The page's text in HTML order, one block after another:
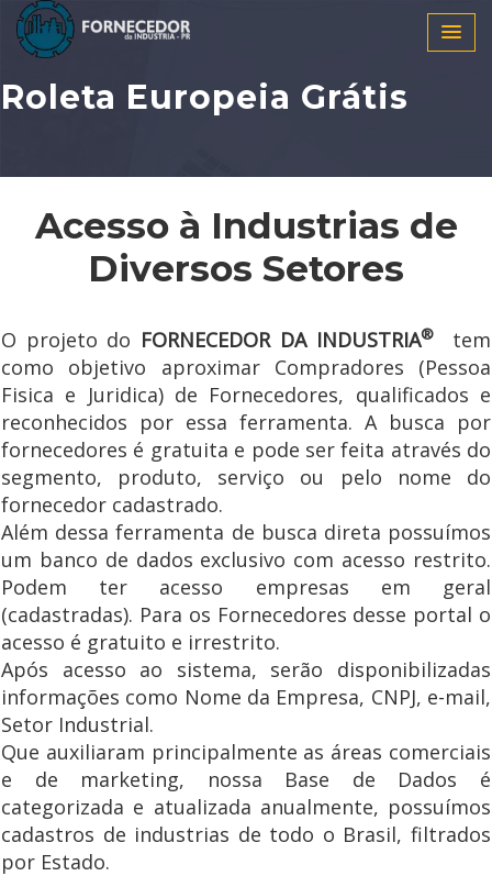
Roleta Europeia Grátis
Acesso à Industrias de
Diversos Setores
O projeto do FORNECEDOR DA INDUSTRIA®tem
como objetivo aproximar Compradores (Pessoa
Fisica e Juridica) de Fornecedores, qualificados e
reconhecidos por essa ferramenta. A busca por
fornecedores é gratuita e pode ser feita através do
segmento, produto, serviço ou pelo nome do
fornecedor cadastrado.
Além dessa ferramenta de busca direta possuímos
um banco de dados exclusivo com acesso restrito.
Podem ter acesso empresas em geral
(cadastradas). Para os Fornecedores desse portal o
acesso é gratuito e irrestrito.
Após acesso ao sistema, serão disponibilizadas
informações como Nome da Empresa, CNPJ, e-mail,
Setor Industrial.
Que auxiliaram principalmente as áreas comerciais
e de marketing, nossa Base de Dados é
categorizada e atualizada anualmente, possuímos
cadastros de industrias de todo o Brasil, filtrados
por Estado.